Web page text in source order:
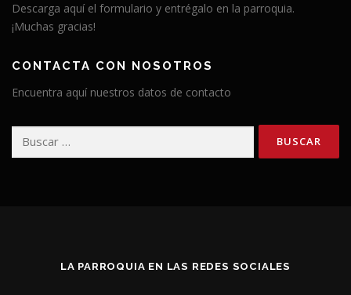
Descarga aquí el formulario y entrégalo en la parroquia.
¡Muchas gracias!
CONTACTA CON NOSOTROS
Encuentra aquí nuestros datos de contacto
LA PARROQUIA EN LAS REDES SOCIALES